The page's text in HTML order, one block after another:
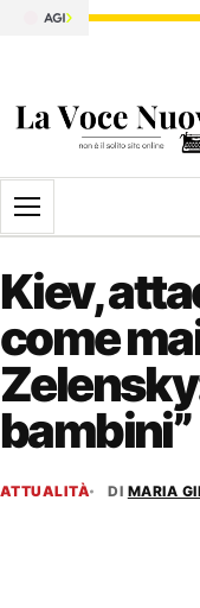
Apri il menu
Kiev,
come
bambini”
ATTUALITÀ DI MARIA